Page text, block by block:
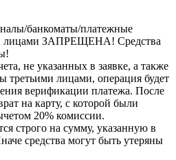
банкоматы/платежные
лицами ЗАПРЕЩЕНА! Средства
не указанных в заявке, а также
третьими лицами, операция будет
верификации платежа. После
на карту, с которой были
20% комиссии.
строго на сумму, указанную в
средства могут быть утеряны